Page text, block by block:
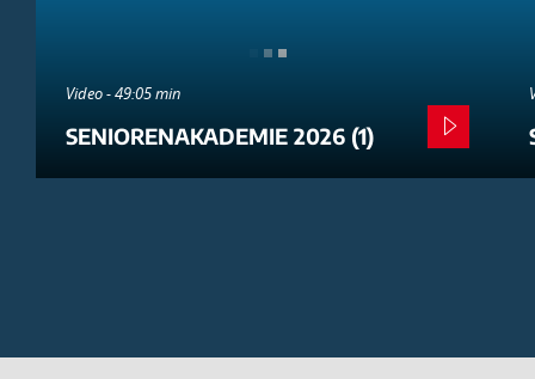
Video - 49:05 min
SENIORENAKADEMIE 2026 (1)